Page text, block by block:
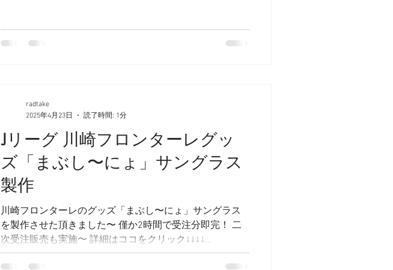
#まぶしーにょⅡ #RADTAKE
Jリーグ 川崎フロンターレグッ
ズ「まぶし〜にょ」サングラス
製作
川崎フロンターレのグッズ「まぶし〜にょ」サングラス
を製作させた頂きました〜 僅か2時間で受注分即完！ 二
次受注販売も実施〜 詳細はココをクリック↓↓↓↓
https://www.frontale.co.jp/info/2025/0411_1.html #川崎
radtake
2025年4月23日
読了時間: 1分